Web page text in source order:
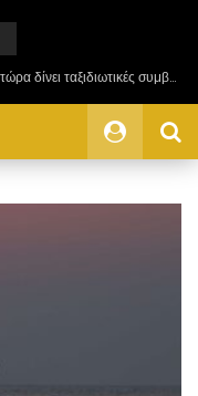
Έκανε τον γύρο του κόσμου σε 558 ημέρες και τώρα δίνει ταξιδιωτικές συμβουλές